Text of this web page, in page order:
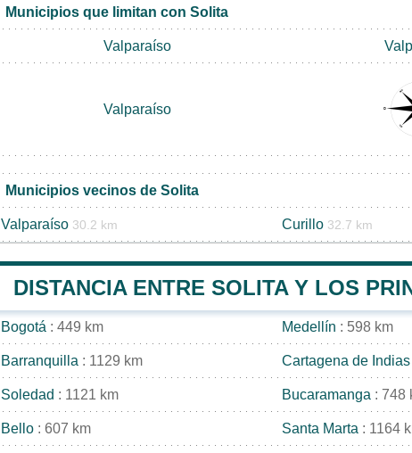
Municipios que limitan con Solita
Valparaíso
Valparaíso
Municipios vecinos de Solita
Valparaíso 30.2 km Curillo 32.7 km
DISTANCIA ENTRE SOLITA Y LOS
Bogotá : 449 km Medellín : 598 km
Barranquilla : 1129 km Cartagena de Indias
Soledad : 1121 km Bucaramanga : 748
Bello : 607 km Santa Marta : 1164